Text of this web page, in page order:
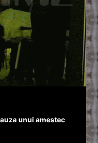
unui amestec